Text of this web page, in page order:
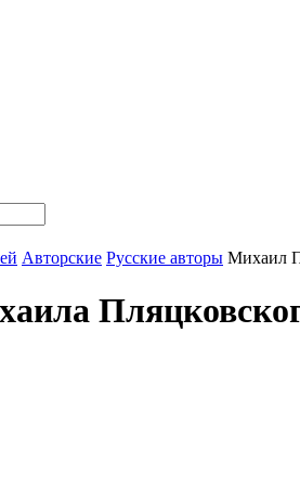
Авторские Русские авторы Михаил